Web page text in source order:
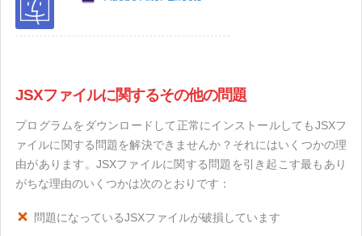
JSXファイルに関するその他の問題
プログラムをダウンロードして正常にインストールしてもJSXフ
ァイルに関する問題を解決できませんか？それにはいくつかの理
由があります。JSXファイルに関する問題を引き起こす最もあり
がちな理由のいくつかは次のとおりです：
問題になっているJSXファイルが破損しています